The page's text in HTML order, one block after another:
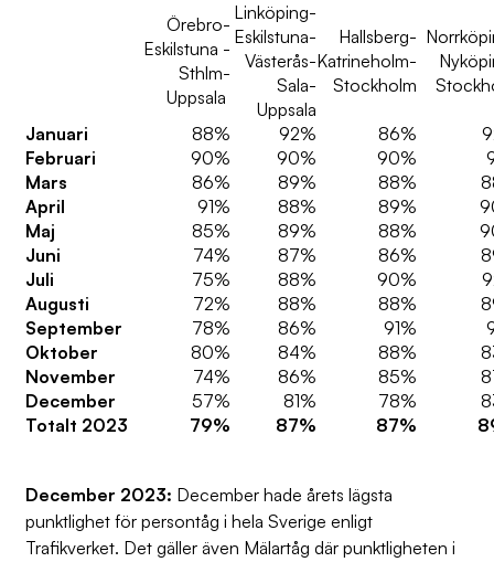
Örebro-
Eskilstuna -
Sthlm-
Uppsala
Linköping-
Eskilstuna-
Västerås-
Sala-
Uppsala
Hallsberg-
Katrineholm-
Stockholm
Januari 88% 92% 86%
Februari
90% 90% 90%
Mars
86% 89% 88%
April
91% 88% 89%
Maj
85% 89% 88%
Juni
74% 87% 86%
Juli
75% 88% 90%
Augusti
72% 88% 88%
September
78% 86% 91%
Oktober
80% 84% 88%
November
74% 86% 85%
December
57% 81% 78%
Totalt 2023
79% 87% 87%
December 2023: December hade årets lägsta
punktlighet för persontåg i hela Sverige enligt
Trafikverket. Det gäller även Mälartåg där punktligheten i